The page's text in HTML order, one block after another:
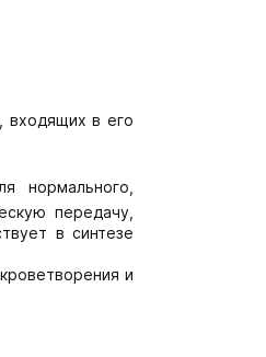
входящих в его
нормального,
передачу,
в синтезе
и